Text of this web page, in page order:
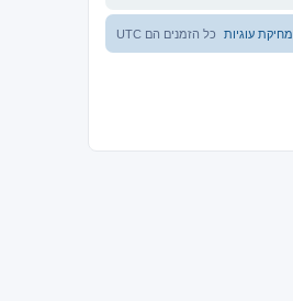
כל הזמנים הם UTC מחיקת עוגיות